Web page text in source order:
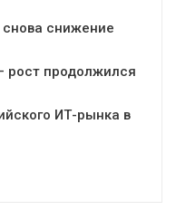
снижение
рост продолжился
ИТ-рынка в